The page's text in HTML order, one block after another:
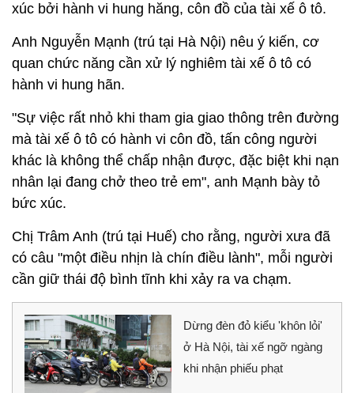
xúc bởi hành vi hung hăng, côn đồ của tài xế ô tô.
Anh Nguyễn Mạnh (trú tại Hà Nội) nêu ý kiến, cơ
quan chức năng cần xử lý nghiêm tài xế ô tô có
hành vi hung hãn.
"Sự việc rất nhỏ khi tham gia giao thông trên đường
mà tài xế ô tô có hành vi côn đồ, tấn công người
khác là không thể chấp nhận được, đặc biệt khi nạn
nhân lại đang chở theo trẻ em", anh Mạnh bày tỏ
bức xúc.
Chị Trâm Anh (trú tại Huế) cho rằng, người xưa đã
có câu "một điều nhịn là chín điều lành", mỗi người
cần giữ thái độ bình tĩnh khi xảy ra va chạm.
Dừng đèn đỏ kiểu 'khôn lỏi'
ở Hà Nội, tài xế ngỡ ngàng
khi nhận phiếu phạt